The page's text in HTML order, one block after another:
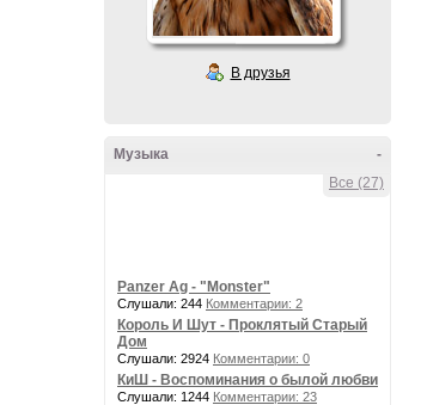
В друзья
-
Музыка
Все (27)
Panzer Ag - "Monster"
Слушали: 244 Комментарии: 2
Король И Шут - Проклятый Старый
Дом
Слушали: 2924 Комментарии: 0
КиШ - Воспоминания о былой любви
Слушали: 1244 Комментарии: 23